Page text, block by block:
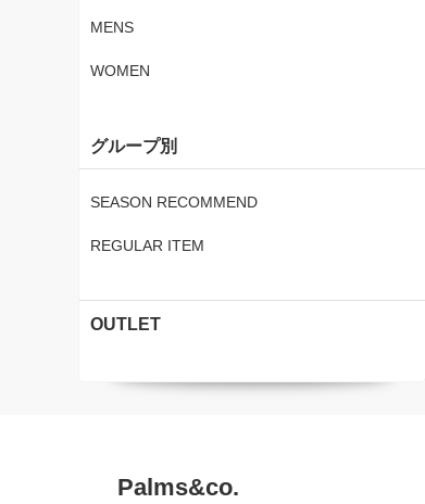
MENS
WOMEN
グループ別
SEASON RECOMMEND
REGULAR ITEM
OUTLET
Palms&co.